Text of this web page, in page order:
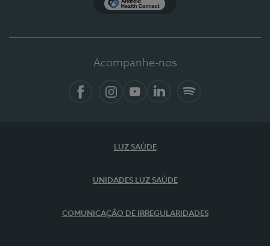
Acompanhe-nos
LUZ SAÚDE
UNIDADES LUZ SAÚDE
COMUNICAÇÃO DE IRREGULARIDADES